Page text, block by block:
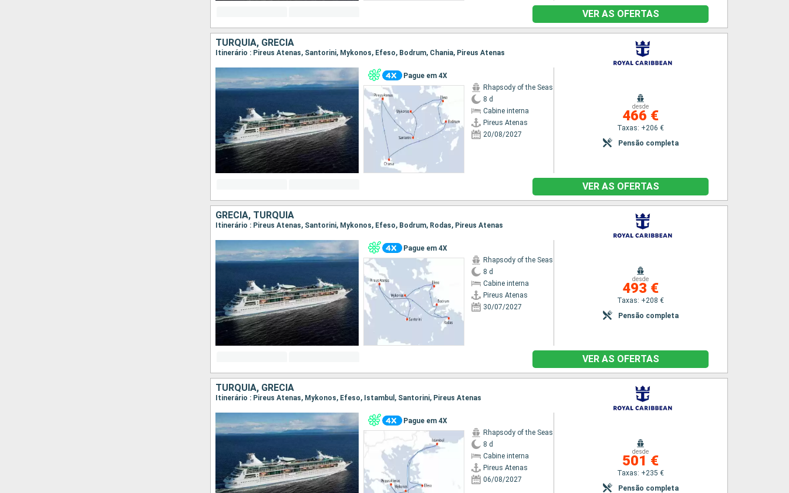
VER AS OFERTAS
TURQUIA, GRÉCIA
Itinerário : Pireus Atenas, Santorini, Mykonos, Efeso, Bodrum, Chania, Pireus Atenas
Pague em 4X
Rhapsody of the Seas
8 d
Cabine interna
Pireus Atenas
20/08/2027
desde
466 €
Taxas: +206 €
Pensão completa
VER AS OFERTAS
GRÉCIA, TURQUIA
Itinerário : Pireus Atenas, Santorini, Mykonos, Efeso, Bodrum, Rodas, Pireus Atenas
Pague em 4X
Rhapsody of the Seas
8 d
Cabine interna
Pireus Atenas
30/07/2027
desde
493 €
Taxas: +208 €
Pensão completa
VER AS OFERTAS
TURQUIA, GRÉCIA
Itinerário : Pireus Atenas, Mykonos, Efeso, Istambul, Santorini, Pireus Atenas
Pague em 4X
Rhapsody of the Seas
8 d
Cabine interna
Pireus Atenas
06/08/2027
desde
501 €
Taxas: +235 €
Pensão completa